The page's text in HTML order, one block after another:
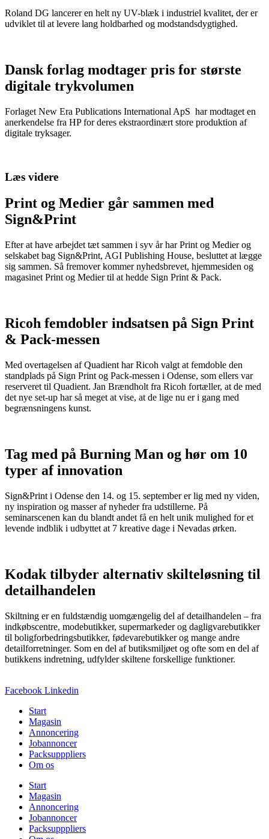
Roland DG lancerer en helt ny UV-blæk i industriel kvalitet, der er
udviklet til at levere lang holdbarhed og modstandsdygtighed.
Dansk forlag modtager pris for største
digitale trykvolumen
Forlaget New Era Publications International ApS har modtaget en
anerkendelse fra HP for deres ekstraordinært store produktion af
digitale tryksager.
Læs videre
Print og Medier går sammen med
Sign&Print
Efter at have arbejdet tæt sammen i syv år har Print og Medier og
selskabet bag Sign&Print, AGI Publishing House, besluttet at lægge
sig sammen. Så fremover kommer nyhedsbrevet, hjemmesiden og
magasinet Print og Medier til at hedde Sign Print & Pack.
Ricoh femdobler indsatsen på Sign Print
& Pack-messen
Med overtagelsen af Quadient har Ricoh valgt at femdoble den
standplads på Sign Print og Pack-messen i Odense, som ellers var
reserveret til Quadient. Jan Brændholt fra Ricoh fortæller, at de med
det nye set-up har så meget at vise, at de lige nu er i gang med
begrænsningens kunst.
Tag med på Burning Man og hør om 10
typer af innovation
Sign&Print i Odense den 14. og 15. september er lig med ny viden,
ny inspiration og masser af nyheder fra udstillerne. På
seminarscenen kan du blandt andet få en helt unik mulighed for et
levende indblik i udbyttet at 7 kreative dage i Nevadas ørken.
Kodak tilbyder alternativ skilteløsning til
detailhandelen
Skiltning er en fuldstændig uomgængelig del af detailhandelen – fra
indkøbscentre, modebutikker, supermarkeder og dagligvarebutikker
til boligforbedringsbutikker, fødevarebutikker og mange andre
detailforretninger. Som en del af butiksmiljøet og ofte som en del af
butikkens indretning, udfylder skiltene forskellige funktioner.
Facebook Linkedin
Start
Magasin
Annoncering
Jobannoncer
Packsupppliers
Om os
Start
Magasin
Annoncering
Jobannoncer
Packsupppliers